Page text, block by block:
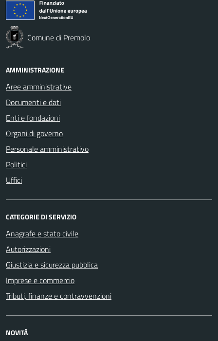
Comune di Premolo
AMMINISTRAZIONE
Aree amministrative
Documenti e dati
Enti e fondazioni
Organi di governo
Personale amministrativo
Politici
Uffici
CATEGORIE DI SERVIZIO
Anagrafe e stato civile
Autorizzazioni
Giustizia e sicurezza pubblica
Imprese e commercio
Tributi, finanze e contravvenzioni
NOVITÀ